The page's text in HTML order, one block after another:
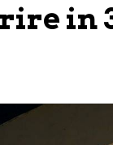
in